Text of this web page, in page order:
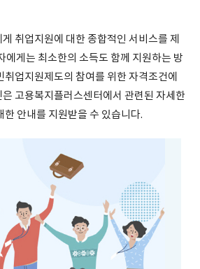
취업지원에 대한 종합적인 서비스를 제
에게는 최소한의 소득도 함께 지원하는 방
업지원제도의 참여를 위한 자격조건에
고용복지플러스센터에서 관련된 자세한
한 안내를 지원받을 수 있습니다.